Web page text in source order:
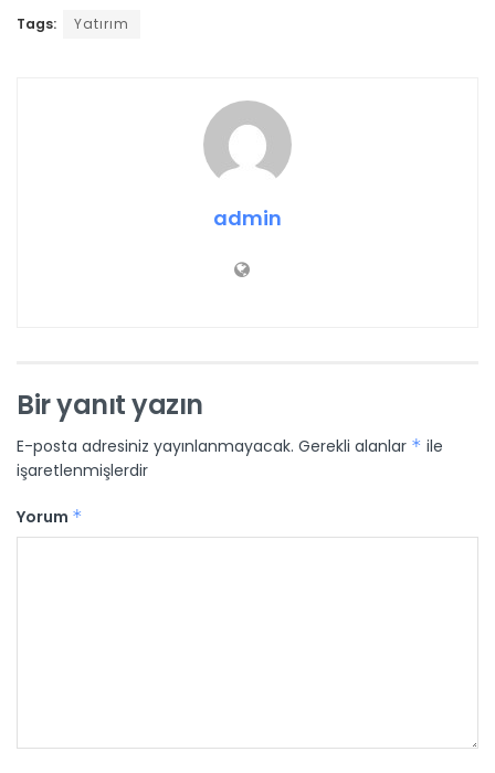
Tags: Yatırım
admin
Bir yanıt yazın
E-posta adresiniz yayınlanmayacak. Gerekli alanlar * ile
işaretlenmişlerdir
Yorum *